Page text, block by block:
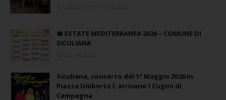
📅 ESTATE MEDITERRANEA 2026 – COMUNE DI
SICULIANA
Siculiana, concerto del 1° Maggio 2026 in
Piazza Umberto I: arrivano I Cugini di
Campagna